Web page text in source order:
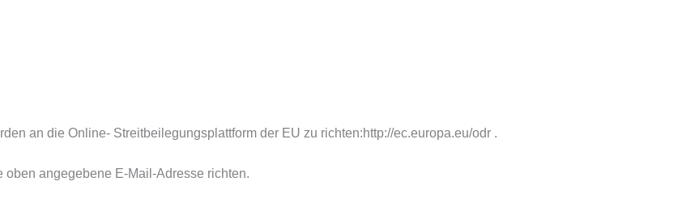
an die Online- Streitbeilegungsplattform der EU zu richten:http://ec.europa.eu/odr .
angegebene E-Mail-Adresse richten.